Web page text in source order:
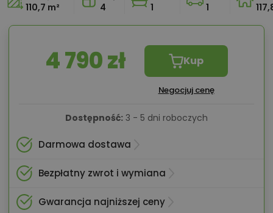
110,7 m² 4 1 1
4 790 zł Kup
Negocjuj cenę
Dostępność: 3 - 5 dni roboczych
Darmowa dostawa
Bezpłatny zwrot i wymiana
Gwarancja najniższej ceny